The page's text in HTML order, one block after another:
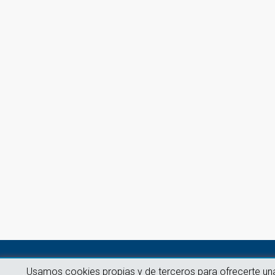
Usamos cookies propias y de terceros para ofrecerte